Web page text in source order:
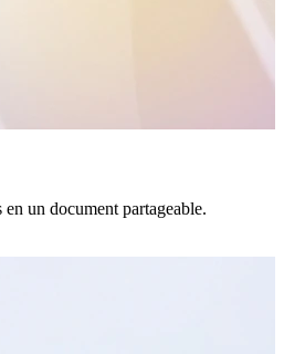
un document partageable.